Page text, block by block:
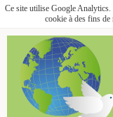
Ce site utilise Google
cookie à des fins de